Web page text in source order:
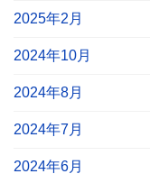
2025年2月
2024年10月
2024年8月
2024年7月
2024年6月